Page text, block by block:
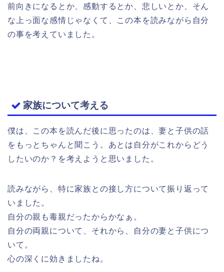
前向きになるとか、感動するとか、悲しいとか、そん
な上っ面な感情じゃなくて、この本を読みながら自分
の事を考えていました。
家族について考える
僕は、この本を読んだ後に思ったのは、妻と子供の話
をもっとちゃんと聞こう。あとは自分がこれからどう
したいのか？を考えようと思いました。
読みながら、特に家族との接し方について振り返って
いました。
自分の親も毒親だったからかなぁ。
自分の両親について、それから、自分の妻と子供につ
いて。
心の深くに効きましたね。